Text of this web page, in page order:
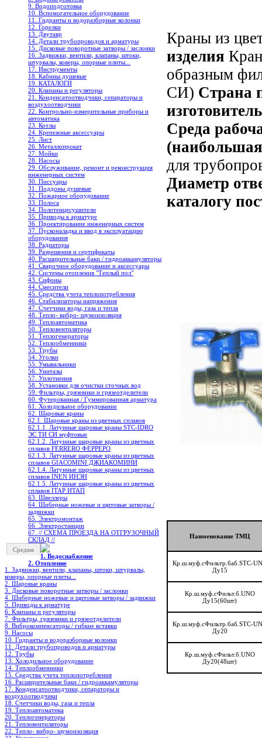
9. Водоподготовка
10. Вспомогательное оборудование
11. Гидранты и водоразборные колонки
12. Горелки
13. Двутавр
14. Детали трубопроводов и арматуры
15. Дисковые поворотные затворы / заслонки
16. Задвижки, вентили, клапаны, штоки,
штурвалы, коверы, опорные плиты...
17. Инструменты
18. Кабины душевые
19. КАТАЛОГИ
20. Клапаны и регуляторы
21. Конденсатоотводчики, сепараторы и
воздухоотводчики
22. Контрольно-измерительные приборы и
автоматика
23. Котлы
24. Крепежные аксессуары
25. Лист
26. Металлопрокат
27. Мойки
28. Насосы
29. Обслуживание, ремонт и реконструкция
инженерных систем
30. Писсуары
31. Поддоны душевые
32. Пожарное оборудование
33. Полоса
34. Полотенцесушители
35. Приводы к арматуре
36. Проектирование инженерных систем
37. Пусконаладка и ввод в эксплуатацию
оборудования
38. Радиаторы
39. Разрешения и сертификаты
40. Расширительные баки / гидроаккамуляторы
41. Сварочное оборудование и аксессуары
42. Системы отопления "Теплый пол"
43. Сифоны
44. Смесители
45. Средства учета теплопотребления
46. Стабилизаторы напряжения
47. Счетчики воды, газа и тепла
48. Тепло- вибро- шумоизоляция
49. Теплоавтоматика
50. Тепловентиляторы
51. Теплогенераторы
52. Теплообменники
53. Трубы
54. Уголки
55. Умывальники
56. Унитазы
57. Уплотнения
58. Установки для очистки сточных вод
59. Фильтры, грязевики и грязеотделители
60. Футерованная / Гуммированная арматура
61. Холодильное oборудование
62. Шаровые краны
62.1. Шаровые краны из цветных сплавов
62.1.1. Латунные шаровые краны STC-IDRO
ЭС ТИ СИ муфтовые
62.1.2. Латунные шаровые краны из цветных
сплавов FERRERO ФЕРРЕРО
62.1.3. Латунные шаровые краны из цветных
сплавов GIACOMINI ДЖИАКОМИНИ
62.1.4. Латунные шаровые краны из цветных
сплавов INEN ИНЭН
62.1.5. Латунные шаровые краны из цветных
сплавов ITAP ИТАП
63. Швеллеры
64. Шиберные ножевые и щитовые затворы /
задвижки
65. Электромонтаж
66. Электростанции
67. // СХЕМА ПРОЕЗДА НА ОТГРУЗОЧНЫЙ
СКЛАД //
Средам
1. Водоснабжение
2. Отопление
1. Задвижки, вентили, клапаны, штоки, штурвалы,
коверы, опорные плиты...
2. Шаровые краны
3. Дисковые поворотные затворы / заслонки
4. Шиберные ножевые и щитовые затворы / задвижки
5. Приводы к арматуре
6. Клапаны и регуляторы
7. Фильтры, грязевики и грязеотделители
8. Виброкомпенсаторы / гибкие вставки
9. Насосы
10. Гидранты и водоразборные колонки
11. Детали трубопроводов и арматуры
12. Трубы
13. Холодильное oборудование
14. Теплообменники
15. Средства учета теплопотребления
16. Расширительные баки / гидроаккамуляторы
17. Конденсатоотводчики, сепараторы и
воздухоотводчики
18. Счетчики воды, газа и тепла
19. Теплоавтоматика
20. Теплогенераторы
21. Тепловентиляторы
22. Тепло- вибро- шумоизоляция
Краны из
изделия
образным
СИ) Страна
Среда
для
Диаметр
каталогу
Наименование ТМЦ
Кр.ш.муф.сФильтр.баб.STC-
Ду15
Кр.ш.муф.сФильт.б.UNO
Ду15(60шт)
Кр.ш.муф.сФильтр.баб.STC-
Ду20
Кр.ш.муф.сФильт.б.UNO
Ду20(48шт)